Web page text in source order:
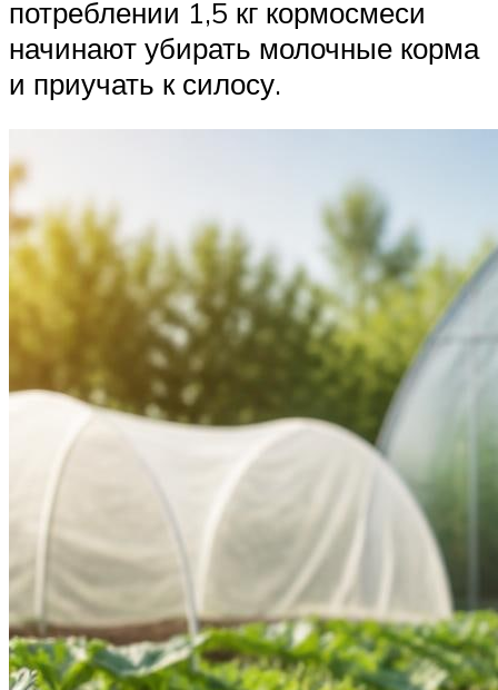
потреблении 1,5 кг кормосмеси
начинают убирать молочные корма
и приучать к силосу.